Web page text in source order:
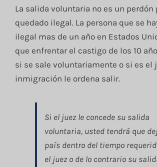
La salida voluntaria no es un perdón
quedado ilegal. La persona que se
ilegal mas de un año en Estados
que enfrentar el castigo de los 10
si se sale voluntariamente o si es el
inmigración le ordena salir.
Si el juez le concede su salida
voluntaria, usted tendrá que
país dentro del tiempo
el juez o de lo contrario su